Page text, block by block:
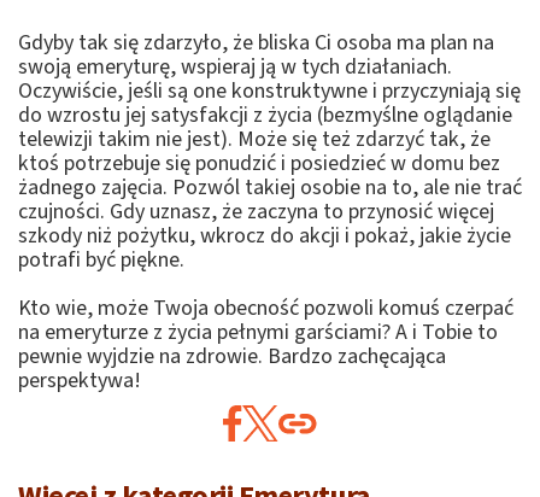
Gdyby tak się zdarzyło, że bliska Ci osoba ma plan na
swoją emeryturę, wspieraj ją w tych działaniach.
Oczywiście, jeśli są one konstruktywne i przyczyniają się
do wzrostu jej satysfakcji z życia (bezmyślne oglądanie
telewizji takim nie jest). Może się też zdarzyć tak, że
ktoś potrzebuje się ponudzić i posiedzieć w domu bez
żadnego zajęcia. Pozwól takiej osobie na to, ale nie trać
czujności. Gdy uznasz, że zaczyna to przynosić więcej
szkody niż pożytku, wkrocz do akcji i pokaż, jakie życie
potrafi być piękne.
Kto wie, może Twoja obecność pozwoli komuś czerpać
na emeryturze z życia pełnymi garściami? A i Tobie to
pewnie wyjdzie na zdrowie. Bardzo zachęcająca
perspektywa!